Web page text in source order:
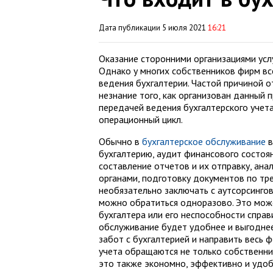
Дата публикации 5 июля 2021 16:21
Оказание сторонними организациями
Однако у многих собственников фирм
ведения бухгалтерии. Частой причиной
незнание того, как организован данный
передачей ведения бухгалтерского
операционный цикл.
Обычно в бухгалтерское обслуживание
бухгалтерию, аудит финансового
составление отчетов и их отправку,
органами, подготовку документов по
необязательно заключать с
можно обратиться одноразово. Это
бухгалтера или его неспособности
обслуживание будет удобнее и
забот с бухгалтерией и направить весь
учета обращаются не только
это также экономно, эффективно и